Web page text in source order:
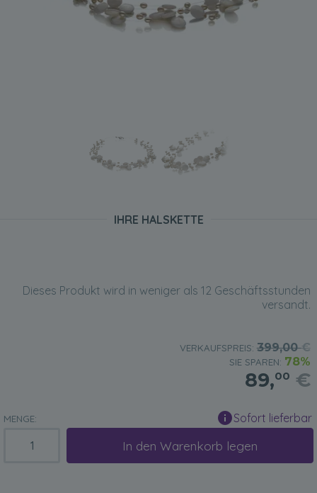
IHRE HALSKETTE
Dieses Produkt wird in weniger als 12 Geschäftsstunden
versandt.
VERKAUFSPREIS: 399,00€
SIE SPAREN: 78%
89,00 €
MENGE: Sofort lieferbar
In den Warenkorb legen